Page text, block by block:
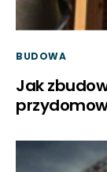
BUDOWA
Jak